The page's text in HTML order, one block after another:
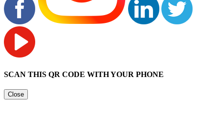
SCAN THIS QR CODE WITH YOUR PHONE
Close